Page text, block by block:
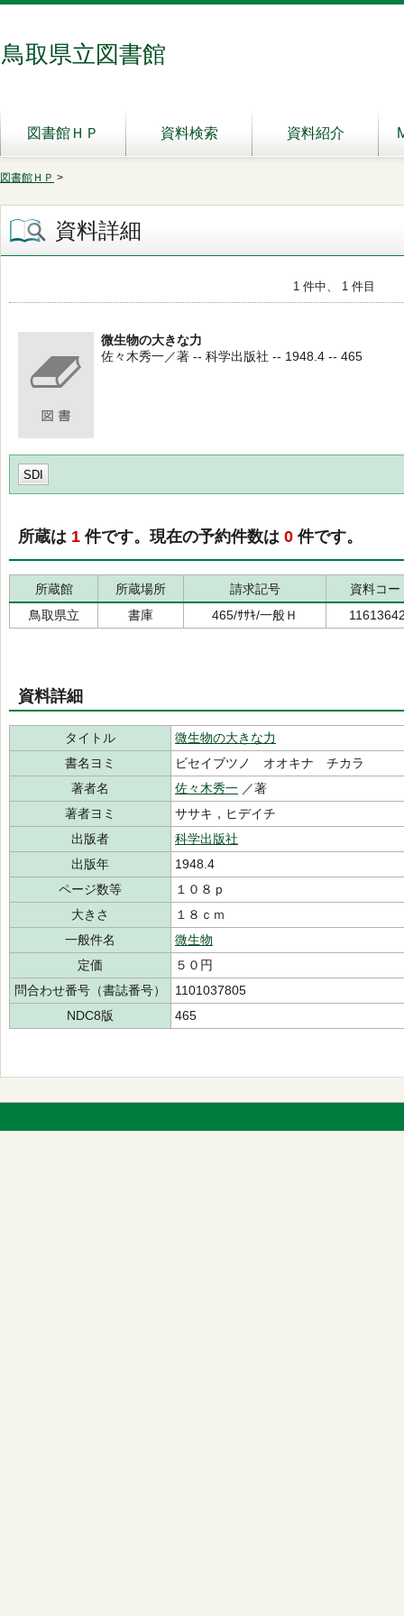
鳥取県立図書館
図書館ＨＰ 資料検索 資料紹介
図書館ＨＰ >
資料詳細
1 件中、 1 件目
微生物の大きな力
佐々木秀一／著 -- 科学出版社 -- 1948.4 -- 465
SDI
所蔵は 1 件です。現在の予約件数は 0 件です。
所蔵館 所蔵場所 請求記号
資料コー
鳥取県立
書庫 465/ｻｻｷ/一般Ｈ
資料詳細
タイトル
微生物の大きな力
書名ヨミ
ビセイブツノ オオキナ チカラ
著者名
佐々木秀一 ／著
著者ヨミ
ササキ，ヒデイチ
出版者
科学出版社
出版年
1948.4
ページ数等
１０８ｐ
大きさ
１８ｃｍ
一般件名
微生物
定価
５０円
問合わせ番号（書誌番号）
1101037805
NDC8版
465